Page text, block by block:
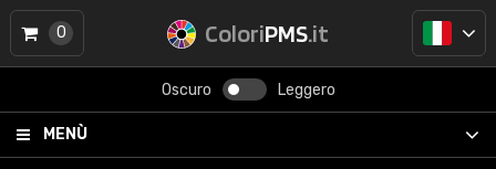
ColoriPMS.it
Oscuro Leggero
MENÙ
0